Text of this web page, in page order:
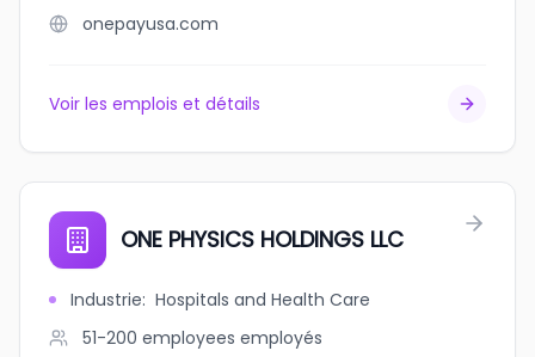
onepayusa.com
Voir les emplois et détails
ONE PHYSICS HOLDINGS LLC
Industrie: Hospitals and Health Care
51-200 employees employés